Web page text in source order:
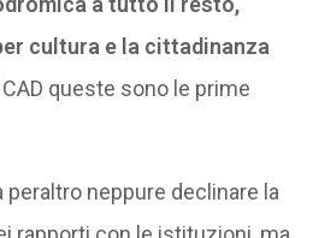
cultura e la cittadinanza
queste sono le prime
neppure declinare la